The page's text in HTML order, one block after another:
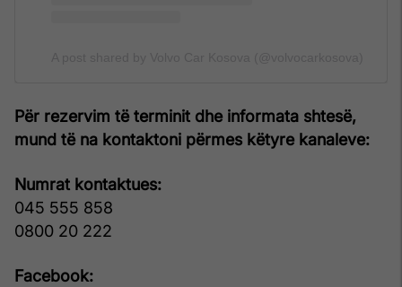
Për rezervim të terminit dhe informata shtesë,
mund të na kontaktoni përmes këtyre kanaleve:
Numrat kontaktues:
045 555 858
0800 20 222
Facebook: